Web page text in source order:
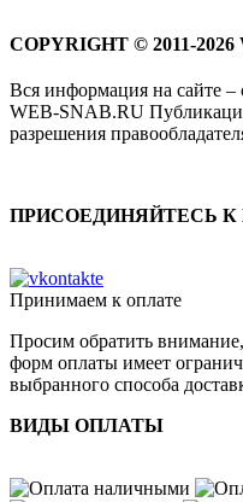
COPYRIGHT © 2011-2026
Вся информация на сайте –
WEB-SNAB.RU
разрешения
ПРИСОЕДИНЯЙТЕСЬ
Принимаем к оплате
Просим обратить
форм оплаты имеет
выбранного способа
ВИДЫ ОПЛАТЫ